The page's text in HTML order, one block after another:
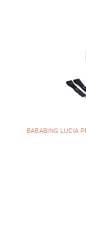
BABABING LUCIA